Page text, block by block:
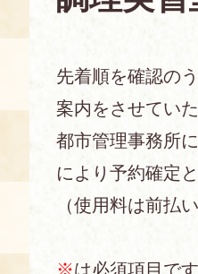
あじわ
京の食
アクセス
料
展
先着順を確認の
案内をさせてい
都市管理事務所
により予約確定
（使用料は前払
※は必須項目で